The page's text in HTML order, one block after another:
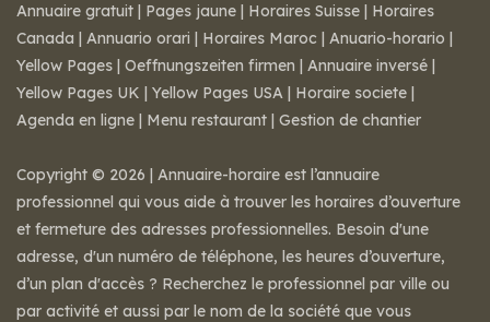
Annuaire gratuit | Pages jaune | Horaires Suisse | Horaires
Canada | Annuario orari | Horaires Maroc | Anuario-horario |
Yellow Pages | Oeffnungszeiten firmen | Annuaire inversé |
Yellow Pages UK | Yellow Pages USA | Horaire societe |
Agenda en ligne | Menu restaurant | Gestion de chantier
Copyright © 2026 | Annuaire-horaire est l’annuaire
professionnel qui vous aide à trouver les horaires d’ouverture
et fermeture des adresses professionnelles. Besoin d'une
adresse, d'un numéro de téléphone, les heures d’ouverture,
d’un plan d'accès ? Recherchez le professionnel par ville ou
par activité et aussi par le nom de la société que vous